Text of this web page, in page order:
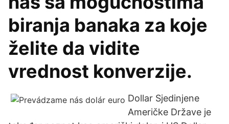
biranja banaka za koje
želite da vidite
vrednost konverzije.
Dollar Sjedinjene
Američke Države je